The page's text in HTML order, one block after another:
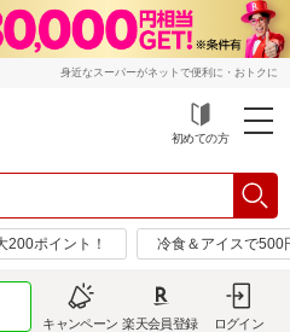
身近なスーパーがネットで便利に・おトクに
初めての方
200ポイント！ 冷食＆アイスで500
キャンペーン 楽天会員登録 ログイン